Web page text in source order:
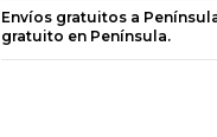
Envíos gratuitos a
gratuito en Península.